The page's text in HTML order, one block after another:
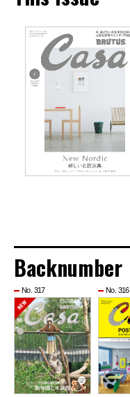
Backnumber
No. 317 No. 316